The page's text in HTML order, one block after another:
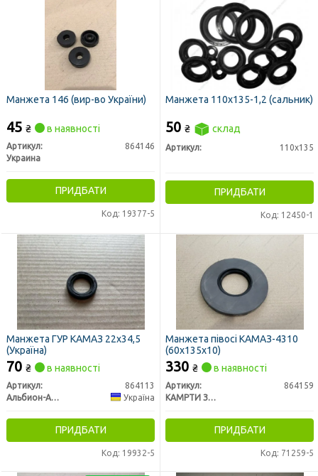
Манжета 146 (вир-во України)
45 ₴ в наявності
Артикул:
864146
Украина
ПРИДБАТИ
Код: 19377-5
Манжета 110х135-1,2 (сальник)
50 ₴ склад
Артикул: 110х135
ПРИДБАТИ
Код: 12450-1
Манжета ГУР КАМАЗ 22х34,5
(Україна)
70 ₴ в наявності
Артикул:
864113
Альбион-Авто
Україна
ПРИДБАТИ
Код: 19932-5
Манжета півосі КАМАЗ-4310
(60х135х10)
330 ₴ в наявності
Артикул:
864159
КАМРТИ ЗАО, г.Балаково
ПРИДБАТИ
Код: 71259-5